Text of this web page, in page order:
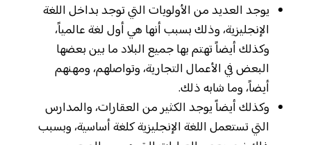
يوجد العديد من الأولويات التي توجد بداخل اللغة
الإنجليزية، وذلك بسبب أنها هي أول لغة عالمياً،
وكذلك أيضاً تهتم بها جميع البلاد ما بين بعضها
البعض في الأعمال التجارية، وتواصلهم، ومهنهم
أيضاً، وما شابه ذلك.
وكذلك أيضاً يوجد الكثير من العقارات، والمدارس
التي تستعمل اللغة الإنجليزية كلغة أساسية، وبسبب